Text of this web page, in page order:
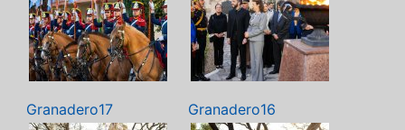
Granadero17 Granadero16